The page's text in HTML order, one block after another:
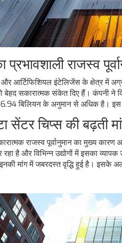
राजस्व
आर्टिफिशियल इंटेलिजेंस के क्षेत्र में
सकारात्मक संकेत दिए हैं। कंपनी ने
बिलियन के अनुमान से अधिक है। इस
सेंटर चिप्स की बढ़ती
राजस्व पूर्वानुमान का मुख्य कारण
है और विभिन्न उद्योगों में इसका
मांग में जबरदस्त वृद्धि हुई है। इसके